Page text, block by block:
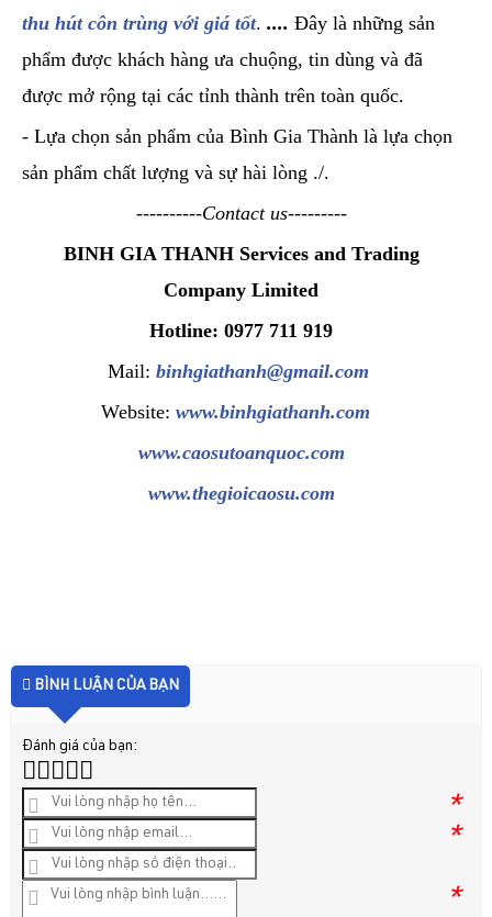
thu hút côn trùng với giá tốt. .... Đây là những sản
phẩm được khách hàng ưa chuộng, tin dùng và đã
được mở rộng tại các tỉnh thành trên toàn quốc.
- Lựa chọn sản phẩm của Bình Gia Thành là lựa chọn
sản phẩm chất lượng và sự hài lòng ./.
----------Contact us---------
BINH GIA THANH Services and Trading
Company Limited
Hotline: 0977 711 919
Mail:binhgiathanh@gmail.com
Website:www.binhgiathanh.com
www.caosutoanquoc.com
www.thegioicaosu.com
BÌNH LUẬN CỦA BẠN
Đánh giá của bạn:
*
*
*